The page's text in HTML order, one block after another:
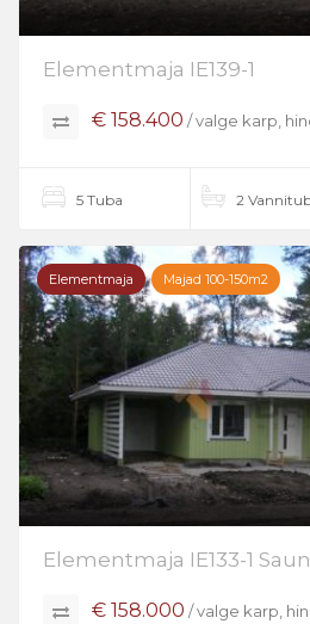
Elementmaja IE139-1
€ 158.400 / valge karp,
5 Tuba 2
Elementmaja Majad 100-150m2
Elementmaja IE133-1
€ 158.000 / valge karp,